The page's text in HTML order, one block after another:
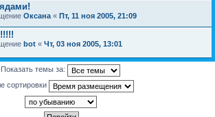
Оксана « Пт, 11 ноя 2005, 21:09
bot « Чт, 03 ноя 2005, 13:01
Показать темы за:
сортировки